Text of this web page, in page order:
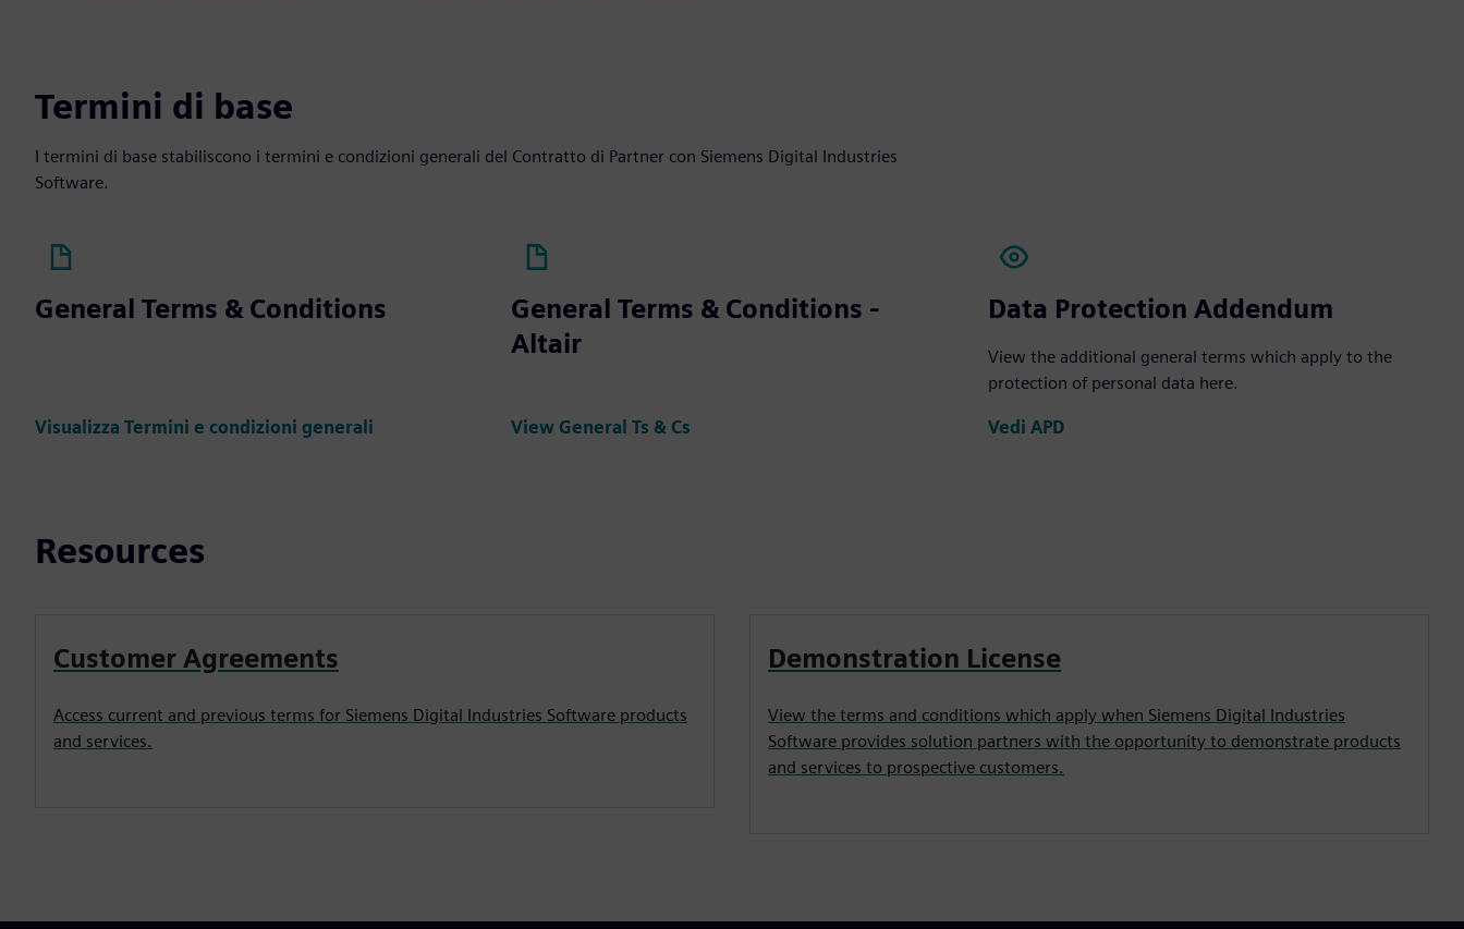
Termini di base
I termini di base stabiliscono i termini e condizioni generali del Contratto di Partner con Siemens Digital Industries
Software.
General Terms & Conditions
Visualizza Termini e condizioni generali
General Terms & Conditions -
Altair
View General Ts & Cs
Data Protection Addendum
View the additional general terms which apply to the
protection of personal data here.
Vedi APD
Resources
Customer Agreements
Access current and previous terms for Siemens Digital Industries Software products
and services.
Demonstration License
View the terms and conditions which apply when Siemens Digital Industries
Software provides solution partners with the opportunity to demonstrate products
and services to prospective customers.